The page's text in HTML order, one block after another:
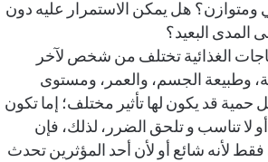
هل يمكن الاستمرار عليه دون
المدى البعيد؟
الغذائية تختلف من شخص لآخر
وطبيعة الجسم، والعمر، ومستوى
حمية قد يكون لها تأثير مختلف؛ إما تكون
لا تناسب و تلحق الضرر، لذلك، فإن
فقط لأنه شائع أو لأن أحد المؤثرين تحدث